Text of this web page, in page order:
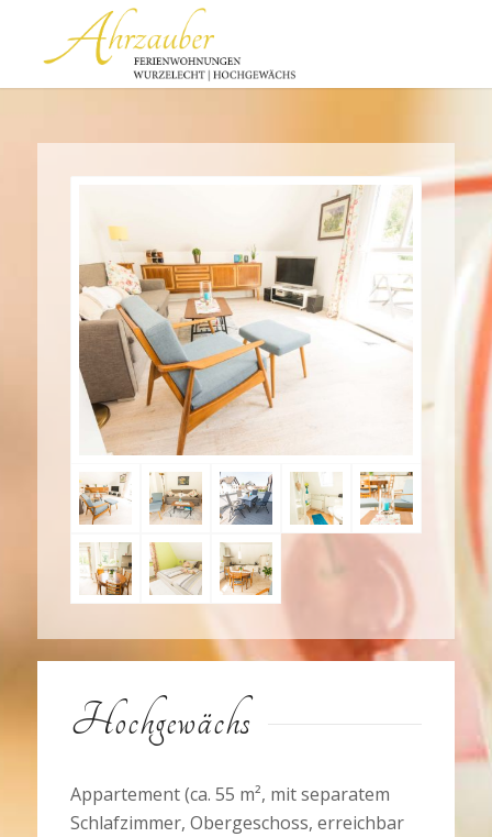
Hochgewächs
Appartement (ca. 55 m², mit separatem
Schlafzimmer, Obergeschoss, erreichbar